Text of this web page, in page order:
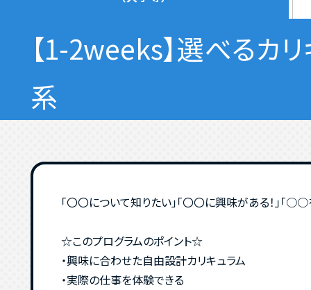
【1-2weeks】選べるカ
系
「〇〇について知りたい」「〇〇に興味がある！」「
☆このプログラムのポイント☆
・興味に合わせた自由設計カリキュラム
・実際の仕事を体験できる